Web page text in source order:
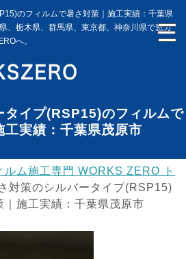
のフィルムで暑さ対策｜施工実績：千葉県
、栃木県、群馬県、東京都、神奈川県で窓ガ
へ。
タイプ(RSP15)のフィルムで
工実績：千葉県茂原市
ルム施工専門 WORKS ZERO ト
対策のシルバータイプ(RSP15)
｜施工実績：千葉県茂原市